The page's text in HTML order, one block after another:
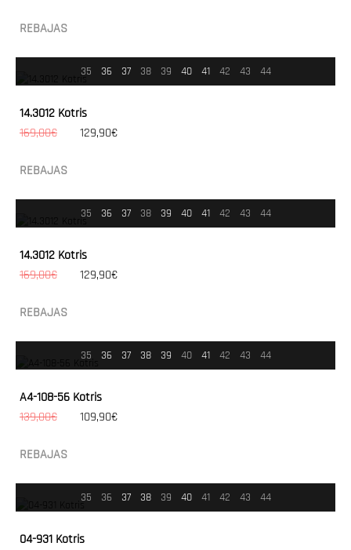
REBAJAS
35 36 37 38 39 40 41 42 43 44
14.3012 Kotris
169,00€
129,90€
REBAJAS
35 36 37 38 39 40 41 42 43 44
14.3012 Kotris
169,00€
129,90€
REBAJAS
35 36 37 38 39 40 41 42 43 44
A4-108-56 Kotris
139,00€
109,90€
REBAJAS
35 36 37 38 39 40 41 42 43 44
04-931 Kotris